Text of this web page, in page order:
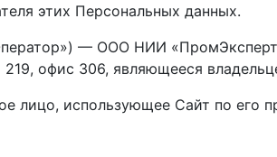
этих Персональных данных.
— ООО НИИ
офис 306, являющееся
лицо, использующее Сайт по его